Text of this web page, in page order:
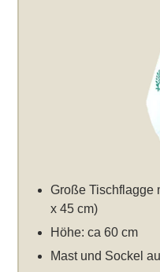
Große Tischflagge
x 45 cm)
Höhe: ca 60 cm
Mast und Sockel